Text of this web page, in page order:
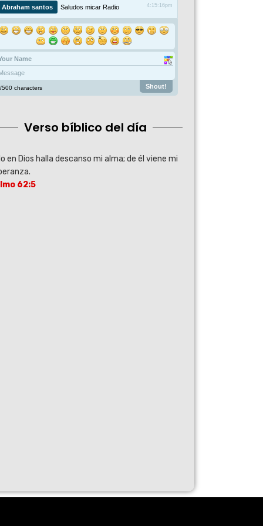
Verso bíblico del día
en Dios halla descanso mi alma; de él viene mi
62:5